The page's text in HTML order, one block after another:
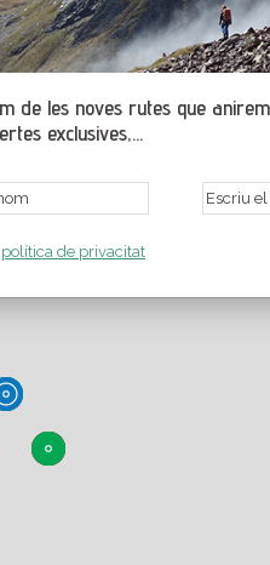
de les noves rutes que
exclusives,...
política de privacitat